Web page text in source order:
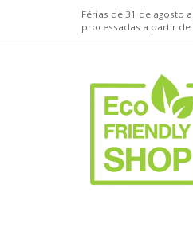
Férias de 31 de agosto
processadas a partir